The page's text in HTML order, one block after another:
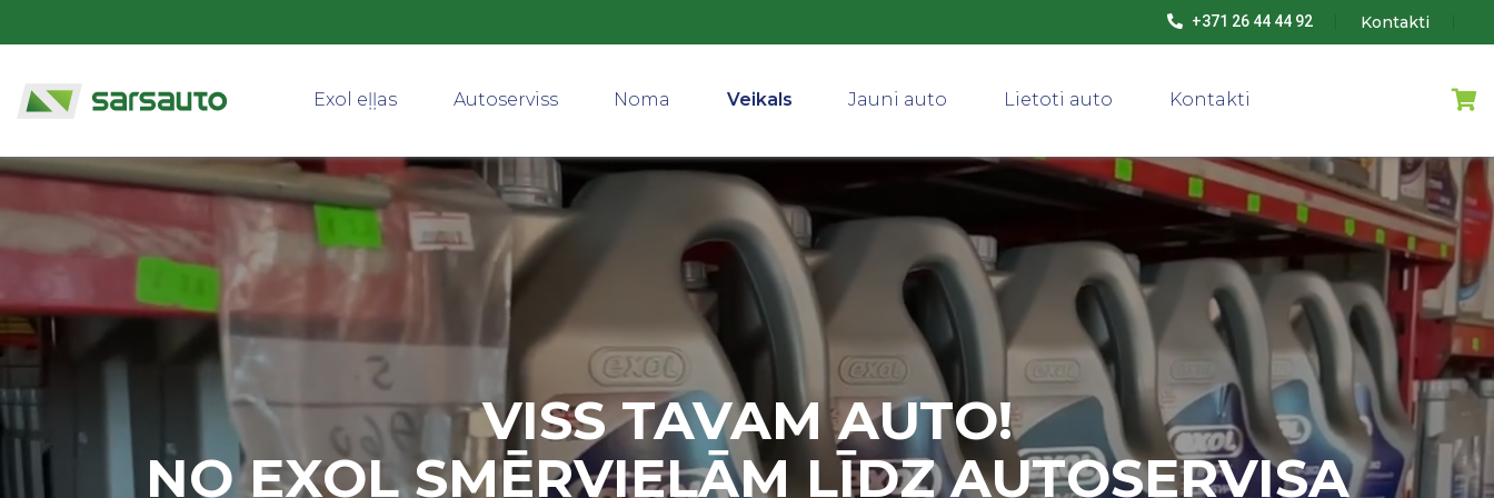
Exol eļļas Autoserviss Noma Veikals Jauni auto Lietoti auto Kontakti
Kontakti
+371 26 44 44 92
VISS TAVAM AUTO!
NO EXOL SMĒRVIELĀM LĪDZ AUTOSERVISA